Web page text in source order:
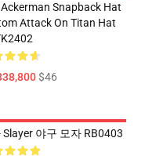
Snapback Hat
Attack On Titan Hat
$46
Slayer 야구 모자 RB0403